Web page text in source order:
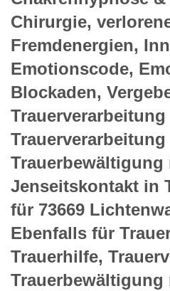
Chirurgie,
Fremdenergien,
Emotionscode,
Blockaden,
Trauerverarbeitung
Trauerbewältigung
Jenseitskontakt in
für 73669
Ebenfalls für
Trauerhilfe,
Trauerbewältigung